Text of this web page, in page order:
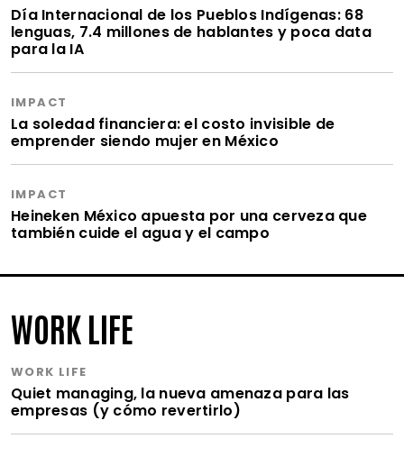
Día Internacional de los Pueblos Indígenas: 68
lenguas, 7.4 millones de hablantes y poca data
para la IA
IMPACT
La soledad financiera: el costo invisible de
emprender siendo mujer en México
IMPACT
Heineken México apuesta por una cerveza que
también cuide el agua y el campo
WORK LIFE
WORK LIFE
Quiet managing, la nueva amenaza para las
empresas (y cómo revertirlo)